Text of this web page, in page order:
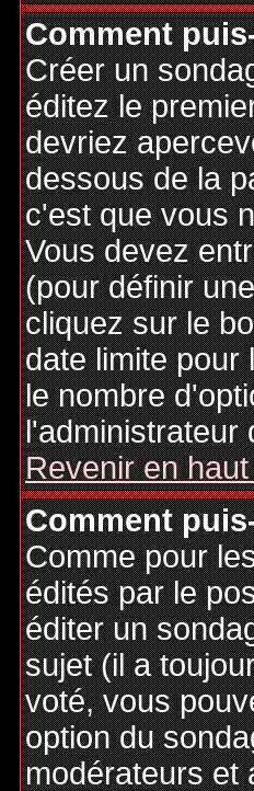
Comment
Créer un
éditez le
devriez
dessous de la
c'est que vous
Vous devez
(pour définir
cliquez sur le
date limite pour
le nombre
l'administrateur
Revenir en
Comment
Comme pour
édités par le
éditer un
sujet (il a
voté, vous
option du
modérateurs et